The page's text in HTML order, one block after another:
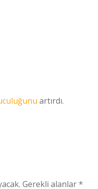
artırdı.
Gerekli alanlar*